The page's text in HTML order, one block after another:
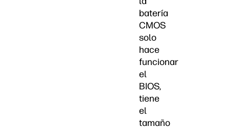
batería
CMOS
solo
hace
funcionar
el
BIOS,
tiene
el
tamaño